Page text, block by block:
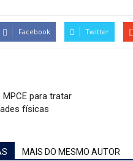
Facebook Twitter
para tratar
físicas
MAIS DO MESMO AUTOR